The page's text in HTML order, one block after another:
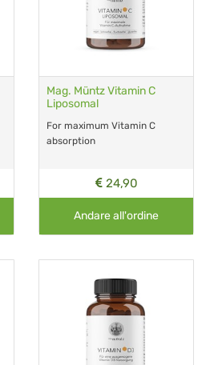
Mag. Müntz Vitamin C
Liposomal
For maximum Vitamin C
absorption
24,90
Andare all'ordine